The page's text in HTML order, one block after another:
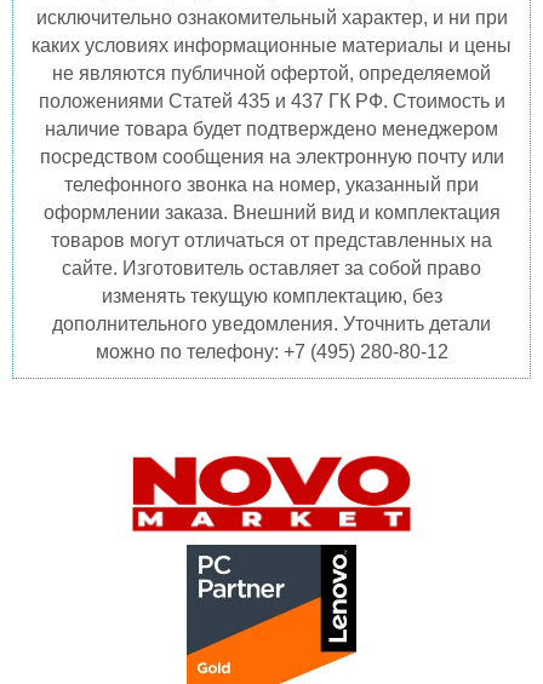
исключительно ознакомительный характер, и ни при
каких условиях информационные материалы и цены
не являются публичной офертой, определяемой
положениями Статей 435 и 437 ГК РФ. Стоимость и
наличие товара будет подтверждено менеджером
посредством сообщения на электронную почту или
телефонного звонка на номер, указанный при
оформлении заказа. Внешний вид и комплектация
товаров могут отличаться от представленных на
сайте. Изготовитель оставляет за собой право
изменять текущую комплектацию, без
дополнительного уведомления. Уточнить детали
можно по телефону: +7 (495) 280-80-12